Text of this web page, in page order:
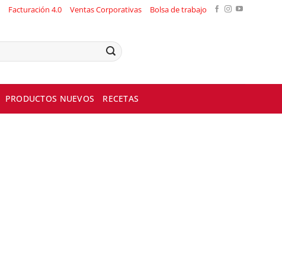
Facturación 4.0 Ventas Corporativas Bolsa de trabajo
PRODUCTOS NUEVOS RECETAS